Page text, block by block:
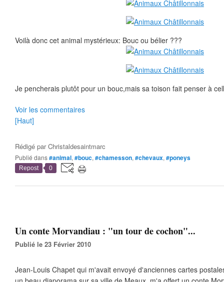
Voilà donc cet animal mystérieux: Bouc ou bélier ???
Je pencherais plutôt pour un bouc,mais sa toison fait penser à
Voir les commentaires
[Haut]
Rédigé parChristaldesaintmarc
Publié dans#animal, #bouc, #chamesson, #chevaux, #poneys
Repost 0
Un conte Morvandiau : "un tour de cochon"...
Publié le 23 Février 2010
Jean-Louis Chapet qui m'avait envoyé d'anciennes cartes